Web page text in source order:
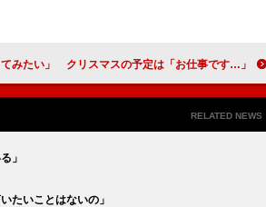
上戸彩、銀座の街を「好きな人と歩いてみたい」 クリスマスの予定は「お仕事です…」
RELATED NEWS
」
たいことはないの」